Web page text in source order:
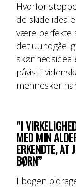
Hvorfor
de skide
være perfekte
det
påvist i
mennesker
”I
MED MIN
ERKENDTE, AT
BØRN”
I bogen